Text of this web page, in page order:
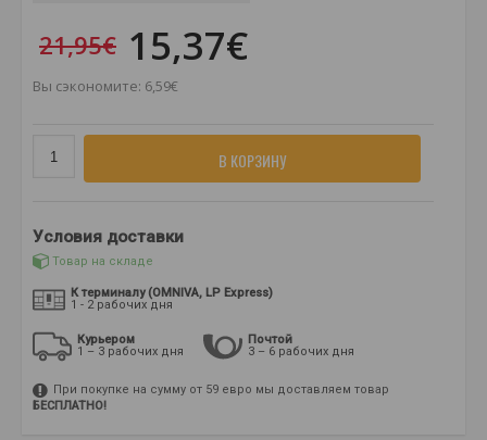
21,95€ 15,37€
Вы сэкономите: 6,59€
В КОРЗИНУ
Условия доставки
Товар на складе
К терминалу (OMNIVA, LP Express)
1 - 2 рабочих дня
Курьером
1 – 3 рабочих дня
Почтой
3 – 6 рабочих дня
При покупке на сумму от 59 евро мы доставляем товар
БЕСПЛАТНО!